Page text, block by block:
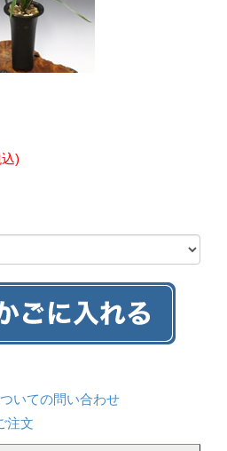
)
いての問い合わせ
注文